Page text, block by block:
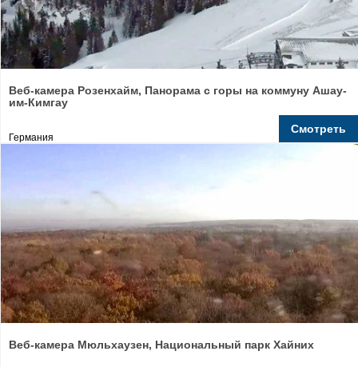
Веб-камера Розенхайм, Панорама с горы на коммуну Ашау-
им-Кимгау
Германия
Смотреть
Веб-камера Мюльхаузен, Национальный парк Хайних